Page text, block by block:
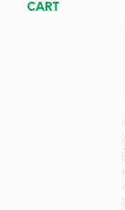
CART